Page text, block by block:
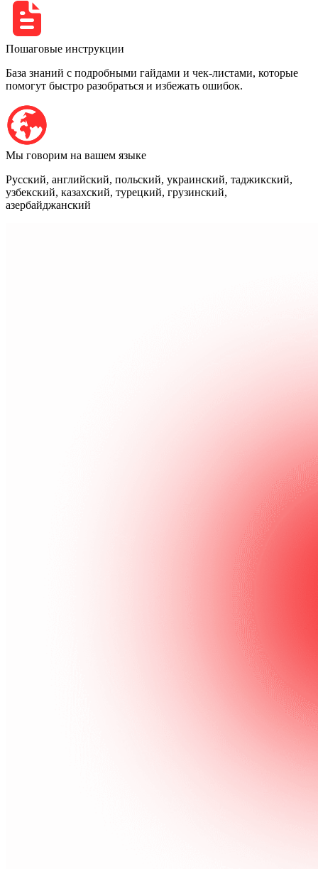
Пошаговые инструкции
База знаний с подробными гайдами и чек-листами, которые
помогут быстро разобраться и избежать ошибок.
Мы говорим на вашем языке
Русский, английский, польский, украинский, таджикский,
узбекский, казахский, турецкий, грузинский,
азербайджанский